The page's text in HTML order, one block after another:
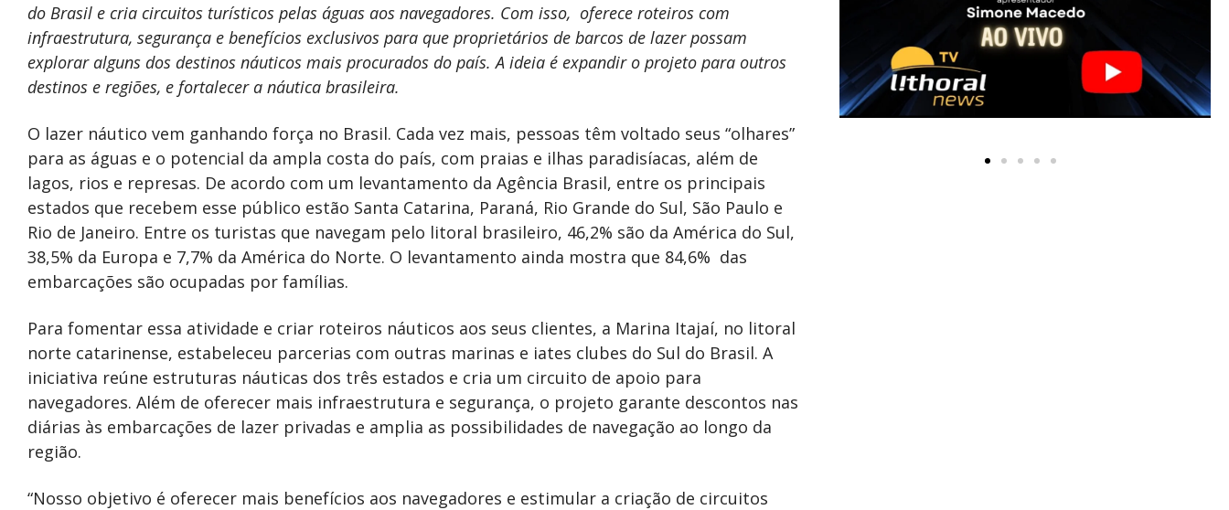
do Brasil e cria circuitos turísticos pelas águas aos navegadores. Com isso, oferece roteiros com
infraestrutura, segurança e benefícios exclusivos para que proprietários de barcos de lazer possam
explorar alguns dos destinos náuticos mais procurados do país. A ideia é expandir o projeto para outros
destinos e regiões, e fortalecer a náutica brasileira.
O lazer náutico vem ganhando força no Brasil. Cada vez mais, pessoas têm voltado seus “olhares”
para as águas e o potencial da ampla costa do país, com praias e ilhas paradisíacas, além de
lagos, rios e represas. De acordo com um levantamento da Agência Brasil, entre os principais
estados que recebem esse público estão Santa Catarina, Paraná, Rio Grande do Sul, São Paulo e
Rio de Janeiro. Entre os turistas que navegam pelo litoral brasileiro, 46,2% são da América do Sul,
38,5% da Europa e 7,7% da América do Norte. O levantamento ainda mostra que 84,6% das
embarcações são ocupadas por famílias.
Para fomentar essa atividade e criar roteiros náuticos aos seus clientes, a Marina Itajaí, no litoral
norte catarinense, estabeleceu parcerias com outras marinas e iates clubes do Sul do Brasil. A
iniciativa reúne estruturas náuticas dos três estados e cria um circuito de apoio para
navegadores. Além de oferecer mais infraestrutura e segurança, o projeto garante descontos nas
diárias às embarcações de lazer privadas e amplia as possibilidades de navegação ao longo da
região.
“Nosso objetivo é oferecer mais benefícios aos navegadores e estimular a criação de circuitos